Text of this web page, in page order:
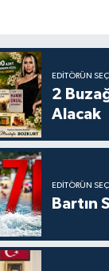
EDITÖRÜN
2
Alacak
EDITÖRÜN
Bartın